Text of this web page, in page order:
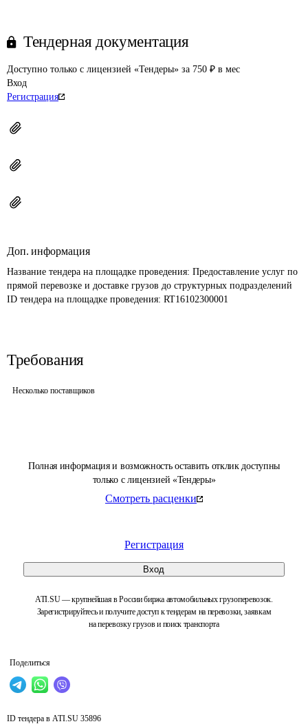
Полная информация и возможность оставить отклик доступны
только с лицензией «Тендеры»
Смотреть расценки
Регистрация
Вход
ATI.SU — крупнейшая в России биржа автомобильных грузоперевозок.
Зарегистрируйтесь и получите доступ к тендерам на перевозки, заявкам
на перевозку грузов и поиск транспорта
Поделиться
Тендерная документация
Доступно только с лицензией «Тендеры» за 750 ₽ в мес
Вход
Регистрация
Доп. информация
Название тендера на площадке проведения: Предоставление услуг по
прямой перевозке и доставке грузов до структурных подразделений
ID тендера на площадке проведения: RT16102300001
Требования
Несколько поставщиков
ID тендера в ATI.SU 35896